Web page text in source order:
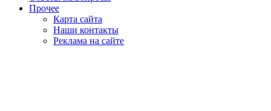
Прочее
Карта сайта
Наши контакты
Реклама на сайте